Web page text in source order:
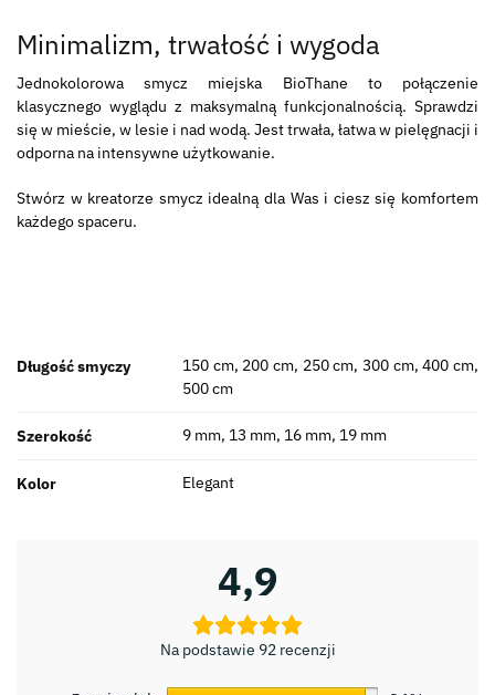
Minimalizm, trwałość i wygoda
Jednokolorowa smycz miejska BioThane to połączenie
klasycznego wyglądu z maksymalną funkcjonalnością. Sprawdzi
się w mieście, w lesie i nad wodą. Jest trwała, łatwa w pielęgnacji i
odporna na intensywne użytkowanie.
Stwórz w kreatorze smycz idealną dla Was i ciesz się komfortem
każdego spaceru.
Długość smyczy
150 cm, 200 cm, 250 cm, 300 cm, 400 cm,
500 cm
Szerokość 9 mm, 13 mm, 16 mm, 19 mm
Kolor Elegant
4,9
Na podstawie 92 recenzji